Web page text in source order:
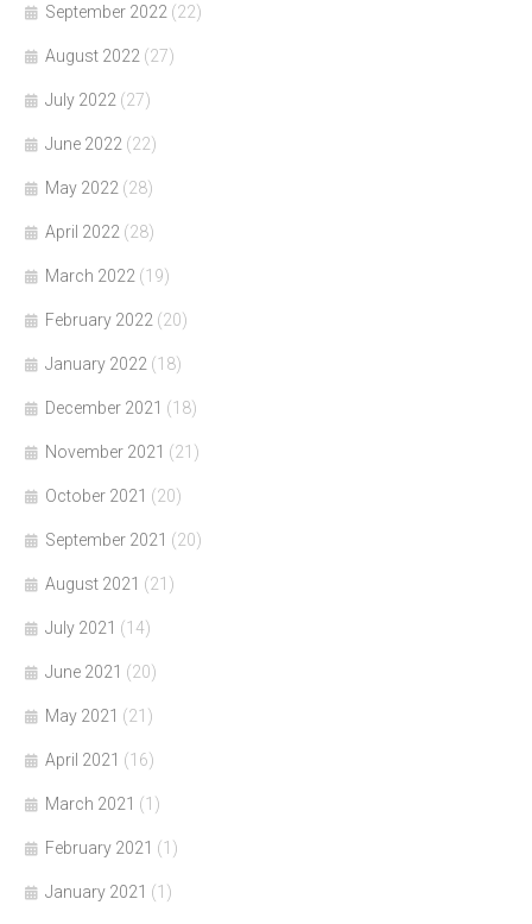
September 2022 (22)
August 2022 (27)
July 2022 (27)
June 2022 (22)
May 2022 (28)
April 2022 (28)
March 2022 (19)
February 2022 (20)
January 2022 (18)
December 2021 (18)
November 2021 (21)
October 2021 (20)
September 2021 (20)
August 2021 (21)
July 2021 (14)
June 2021 (20)
May 2021 (21)
April 2021 (16)
March 2021 (1)
February 2021 (1)
January 2021 (1)